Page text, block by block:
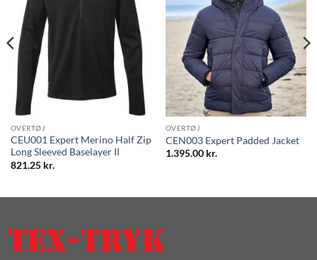
OVERTØJ
CEU001 Expert Merino Half Zip
Long Sleeved Baselayer II
821.25 kr.
OVERTØJ
CEN003 Expert Padded Jacket
1.395.00 kr.